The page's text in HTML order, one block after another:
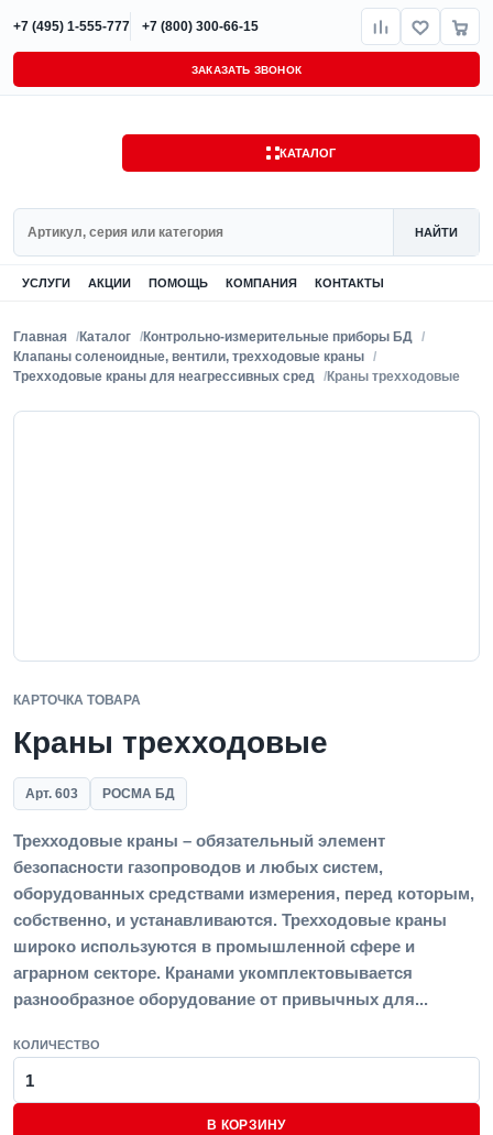
+7 (495) 1-555-777 +7 (800) 300-66-15
ЗАКАЗАТЬ ЗВОНОК
КАТАЛОГ
НАЙТИ
УСЛУГИ АКЦИИ ПОМОЩЬ КОМПАНИЯ КОНТАКТЫ
Главная Каталог
Контрольно-измерительные приборы БД
Клапаны соленоидные, вентили, трехходовые краны
Трехходовые краны для неагрессивных сред
Краны трехходовые
КАРТОЧКА ТОВАРА
Краны трехходовые
Арт. 603 РОСМА БД
Трехходовые краны – обязательный элемент
безопасности газопроводов и любых систем,
оборудованных средствами измерения, перед которым,
собственно, и устанавливаются. Трехходовые краны
широко используются в промышленной сфере и
аграрном секторе. Кранами укомплектовывается
разнообразное оборудование от привычных для...
КОЛИЧЕСТВО
В КОРЗИНУ